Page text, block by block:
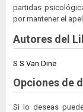
partidas
por mantener el
Autores del
S S Van Dine
Opciones de
Si lo deseas